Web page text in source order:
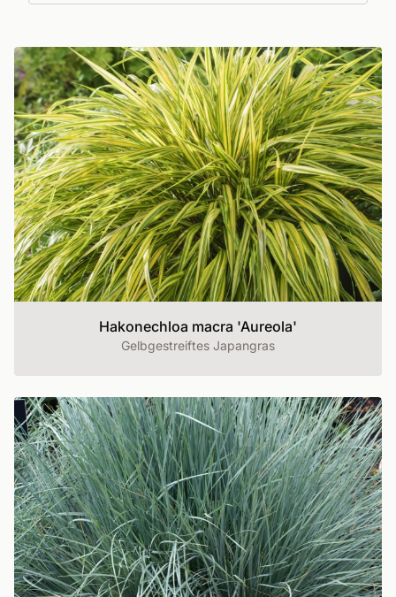
Hakonechloa macra 'Aureola'
Gelbgestreiftes Japangras